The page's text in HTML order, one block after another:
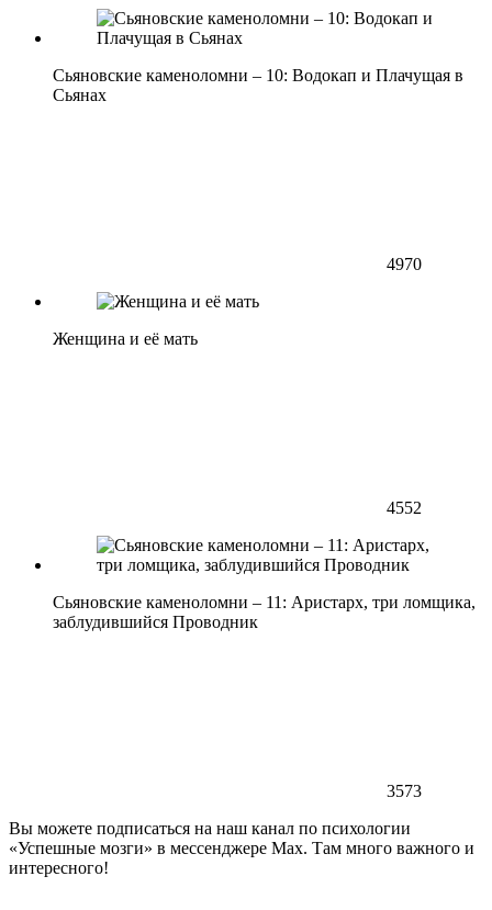
Сьяновские каменоломни – 10: Водокап и Плачущая в
Сьянах
4970
Женщина и её мать
4552
Сьяновские каменоломни – 11: Аристарх, три ломщика,
заблудившийся Проводник
3573
Вы можете подписаться на наш канал по психологии
«Успешные мозги» в мессенджере Max. Там много важного и
интересного!